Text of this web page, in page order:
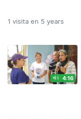
1 visita en 5 years
4:16